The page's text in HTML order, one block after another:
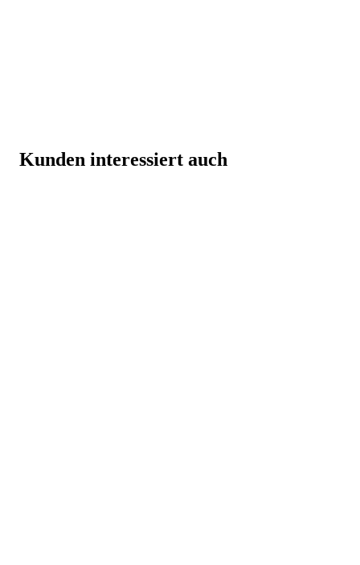
Kunden interessiert auch